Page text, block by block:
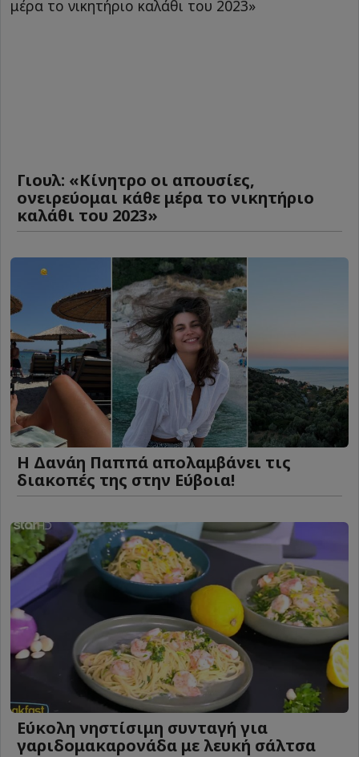
Γιουλ: «Κίνητρο οι απουσίες,
ονειρεύομαι κάθε μέρα το νικητήριο
καλάθι του 2023»
Η Δανάη Παππά απολαμβάνει τις
διακοπές της στην Εύβοια!
Eύκολη νηστίσιμη συνταγή για
γαριδομακαρονάδα με λευκή σάλτσα